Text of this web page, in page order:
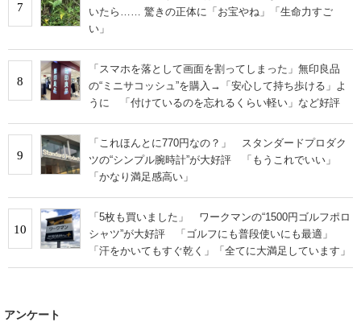
7
いたら…… 驚きの正体に「お宝やね」「生命力すご
い」
8
「スマホを落として画面を割ってしまった」無印良品
の“ミニサコッシュ”を購入→「安心して持ち歩ける」よ
うに 「付けているのを忘れるくらい軽い」など好評
9
「これほんとに770円なの？」 スタンダードプロダク
ツの“シンプル腕時計”が大好評 「もうこれでいい」
「かなり満足感高い」
10
「5枚も買いました」 ワークマンの“1500円ゴルフポロ
シャツ”が大好評 「ゴルフにも普段使いにも最適」
「汗をかいてもすぐ乾く」「全てに大満足しています」
アンケート